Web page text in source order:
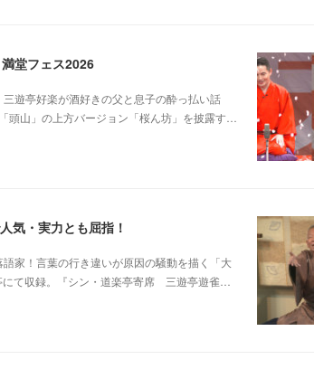
堂フェス2026
遊亭好楽が酒好きの父と息子の酔っ払い話
頭山」の上方バージョン「桜ん坊」を披露す…
気・実力とも屈指！
家！言葉の行き違いが原因の騒動を描く「大
て収録。『シン・道楽亭寄席 三遊亭遊雀…